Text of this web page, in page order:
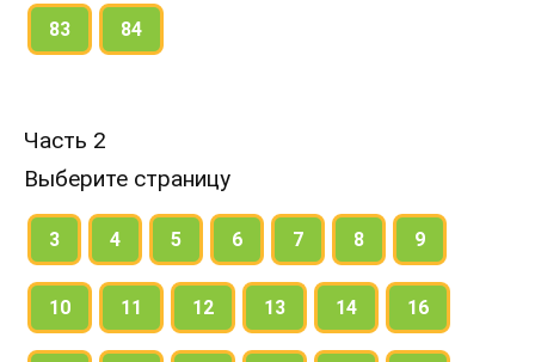
83 84
Часть 2
Выберите страницу
3 4 5 6 7 8 9
10 11 12 13 14 16